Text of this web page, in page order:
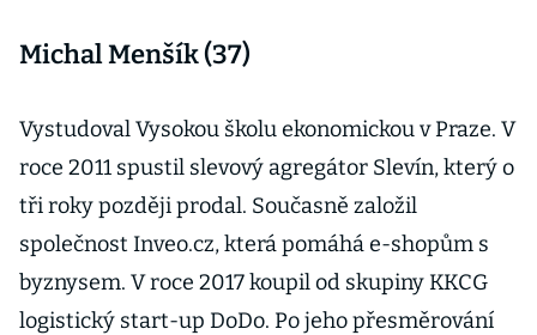
Michal Menšík (37)
Vystudoval Vysokou školu ekonomickou v Praze. V
roce 2011 spustil slevový agregátor Slevín, který o
tři roky později prodal. Současně založil
společnost Inveo.cz, která pomáhá e-shopům s
byznysem. V roce 2017 koupil od skupiny KKCG
logistický start-up DoDo. Po jeho přesměrování